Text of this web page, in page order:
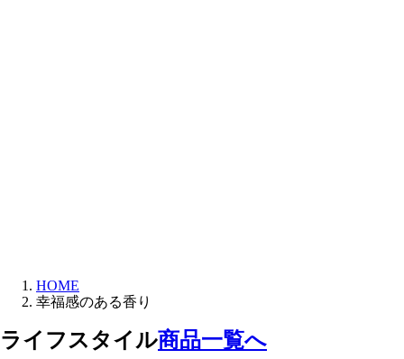
HOME
幸福感のある香り
ライフスタイル商品一覧へ